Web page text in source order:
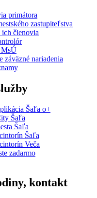
primátora
zastupiteľstva
členovia
MsÚ
záväzné nariadenia
Šaľa o+
Šaľa
Šaľa
Šaľa
Veča
zadarmo
kontakt